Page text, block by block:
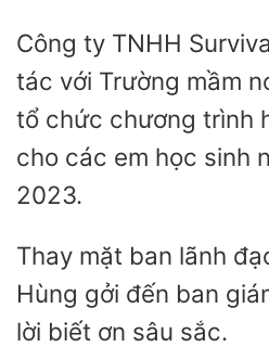
Công ty TNHH
tác với Trường mầm
tổ chức chương trình
cho các em học sinh
2023.
Thay mặt ban lãnh
Hùng gởi đến ban
lời biết ơn sâu sắc.